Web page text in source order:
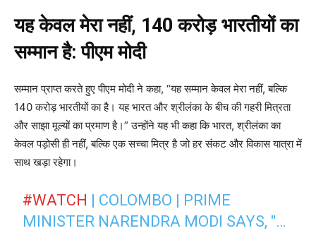
यह केवल मेरा नहीं, 140 करोड़ भारतीयों का
सम्मान है: पीएम मोदी
सम्मान प्राप्त करते हुए पीएम मोदी ने कहा, “यह सम्मान केवल मेरा नहीं, बल्कि
140 करोड़ भारतीयों का है। यह भारत और श्रीलंका के बीच की गहरी मित्रता
और साझा मूल्यों का प्रमाण है।” उन्होंने यह भी कहा कि भारत, श्रीलंका का
केवल पड़ोसी ही नहीं, बल्कि एक सच्चा मित्र है जो हर संकट और विकास यात्रा में
साथ खड़ा रहेगा।
#WATCH | COLOMBO | PRIME
MINISTER NARENDRA MODI SAYS, "…